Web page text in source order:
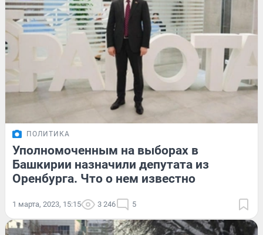
ПОЛИТИКА
Уполномоченным на выборах в
Башкирии назначили депутата из
Оренбурга. Что о нем известно
1 марта, 2023, 15:15 3 246 5